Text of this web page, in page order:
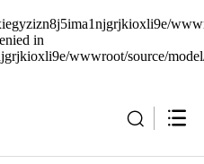
in
wwwroot/source/